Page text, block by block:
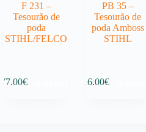
F 231 –
Tesourão de
poda
STIHL/FELCO
177.00€
PB 35 –
Tesourão de
poda Amboss
STIHL
116.00€